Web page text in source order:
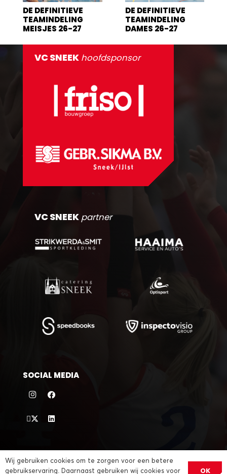
DE DEFINITIEVE
TEAMINDELING
MEISJES 26-27
DE DEFINITIEVE
TEAMINDELING
DAMES 26-27
VC SNEEK hoofdsponsor
VC SNEEK partner
SOCIAL MEDIA
©2026 VC Sneek |sitemap|privacybeleid| website door
Divites webwerk
Wij gebruiken cookies om te zorgen voor een betere
gebruikservaring. Daarnaast gebruiken wij cookies voor
OK